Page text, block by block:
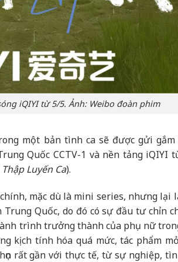
iQIYI từ 5/5. Ảnh: Weibo đoàn phim
một bản tình ca sẽ được gửi
Quốc CCTV-1 và nền tảng iQIYI
Luyến Ca).
mặc dù là mini series, nhưng lại
Quốc, do đó có sự đầu tư chỉn
trình trưởng thành của phụ nữ
kịch tính hóa quá mức, tác phẩm
rất gần với thực tế, từ sự nghiệp,